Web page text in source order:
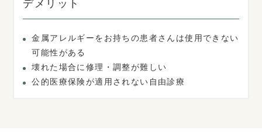
デメリット
金属アレルギーをお持ちの患者さんは使用できない
可能性がある
壊れた場合に修理・調整が難しい
公的医療保険が適用されない自由診療